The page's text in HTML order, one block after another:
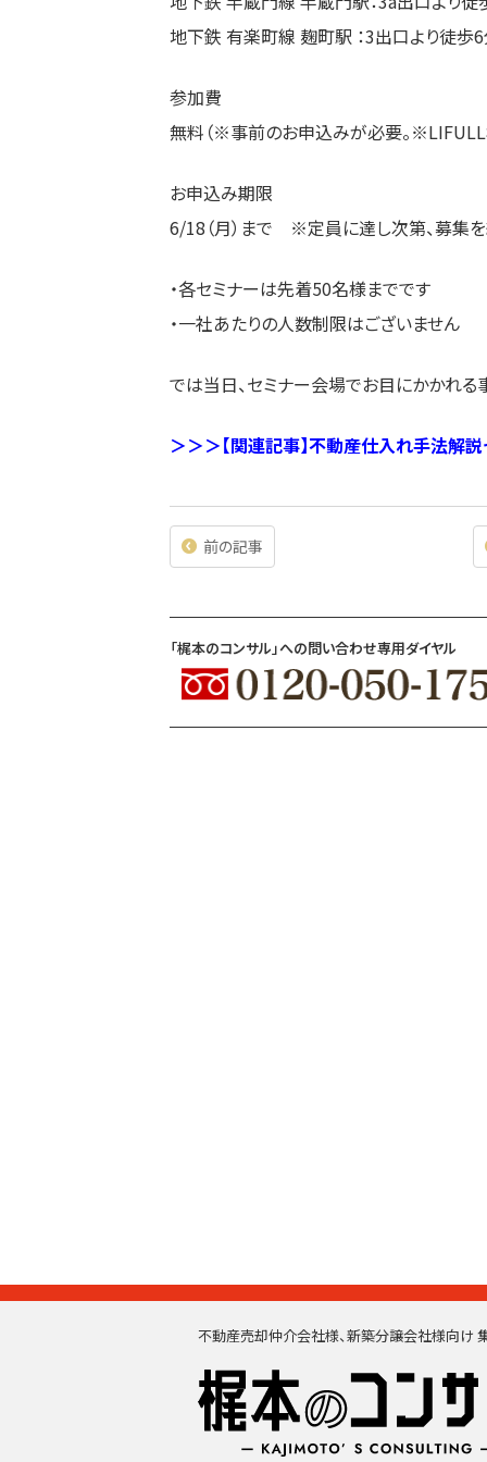
地下鉄 有楽町線 麹町駅 ：3出口より徒歩
参加費
無料（※事前のお申込みが必要。
お申込み期限
6/18（月）まで ※定員に達し次第、募集を
・各セミナーは先着50名様までです
・一社あたりの人数制限はございません
では当日、セミナー会場でお目にかかれる
＞＞＞【関連記事】不動産仕入れ手法解
前の記事
「梶本のコンサル」への問い合わせ専用ダイヤル
不動産売却仲介会社様、新築分譲会社様向け